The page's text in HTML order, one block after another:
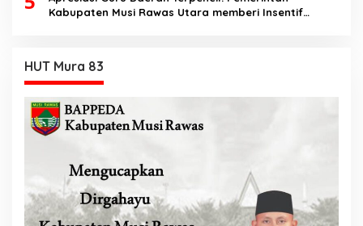
Kabupaten Musi Rawas Utara memberi Insentif
HUT Mura 83